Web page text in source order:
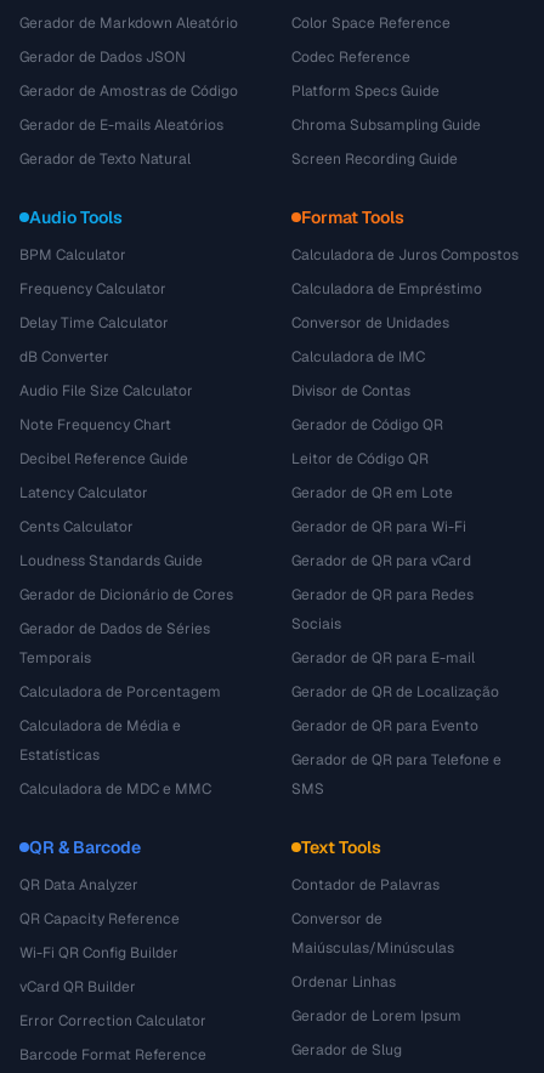
Gerador de Markdown Aleatório
Gerador de Dados JSON
Gerador de Amostras de Código
Gerador de E-mails Aleatórios
Gerador de Texto Natural
Color Space Reference
Codec Reference
Platform Specs Guide
Chroma Subsampling Guide
Screen Recording Guide
Audio Tools
BPM Calculator
Frequency Calculator
Delay Time Calculator
dB Converter
Audio File Size Calculator
Note Frequency Chart
Decibel Reference Guide
Latency Calculator
Cents Calculator
Loudness Standards Guide
Gerador de Dicionário de Cores
Gerador de Dados de Séries
Temporais
Calculadora de Porcentagem
Calculadora de Média e
Estatísticas
Calculadora de MDC e MMC
Format Tools
Calculadora de Juros Compostos
Calculadora de Empréstimo
Conversor de Unidades
Calculadora de IMC
Divisor de Contas
Gerador de Código QR
Leitor de Código QR
Gerador de QR em Lote
Gerador de QR para Wi-Fi
Gerador de QR para vCard
Gerador de QR para Redes
Sociais
Gerador de QR para E-mail
Gerador de QR de Localização
Gerador de QR para Evento
Gerador de QR para Telefone e
SMS
QR & Barcode
QR Data Analyzer
QR Capacity Reference
Wi-Fi QR Config Builder
vCard QR Builder
Error Correction Calculator
Barcode Format Reference
Text Tools
Contador de Palavras
Conversor de
Maiúsculas/Minúsculas
Ordenar Linhas
Gerador de Lorem Ipsum
Gerador de Slug